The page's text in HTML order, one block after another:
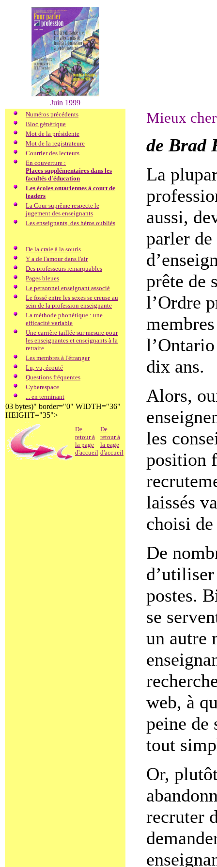
Juin 1999
Numéros précédents
Bloc générique
Mot de la présidente
Mot de la registrateure
Courrier des lecteurs
En couverture :
Places supplémentaires dans les
facultés d'éducation
Les écoles ontariennes à court de
leaders
La Cour suprême respecte le
jugement des enseignants
Les enseignants, des héros oubliés
De la craie à la souris
Y a de l'amour dans l'air
Des professeurs remarquables
Pages bleues
Le personnel enseignant associé
Le fossé entre les sexes se creuse au
sein de la profession enseignante
La méthode phonétique : une
efficacité variable
Une carrière taillée sur mesure pour
les enseignantes et enseignants à la
retraite
Les membres à l'étranger
Lu, vu, écouté
Questions fréquentes
Cyberespace
... en terminant
03 bytes)" border="0" WIDTH="36"
HEIGHT="35">
De
retour à
la page
d'accueil
De
retour à
la page
d'accueil
Mieux
de Brad
La
aussi,
parler de
prête de
l’Ordre
dix ans.
Alors,
les
position
laissés
choisi
De
postes.
se
un autre
web, à
peine de
tout
Or,
recruter